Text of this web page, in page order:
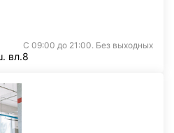
С 09:00 до 21:00. Без выходных
вл.8